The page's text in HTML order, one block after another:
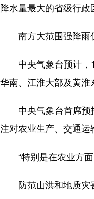
降水量最大的省级行政
南方大范围强降雨
中央气象台预计，
华南、江淮大部及黄淮
中央气象台首席预
注对农业生产、交通运
“特别是在农业方面
防范山洪和地质灾